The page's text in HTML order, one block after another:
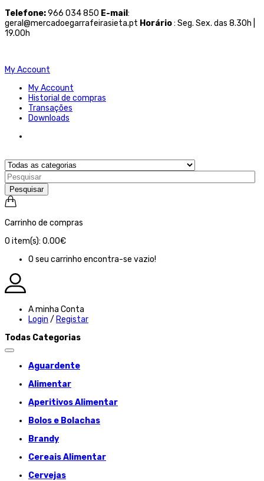
Telefone:966 034 850 E-mail :
geral@mercadoegarrafeirasieta.pt Horário: Seg. Sex. das 8.30h |
19.00h
My Account
My Account
Historial de compras
Transações
Downloads
Pesquisar
Carrinho de compras
0 item(s): 0.00€
O seu carrinho encontra-se vazio!
A minha Conta
Login / Registar
Todas Categorias
Aguardente
Alimentar
Aperitivos Alimentar
Bolos e Bolachas
Brandy
Cereais Alimentar
Cervejas